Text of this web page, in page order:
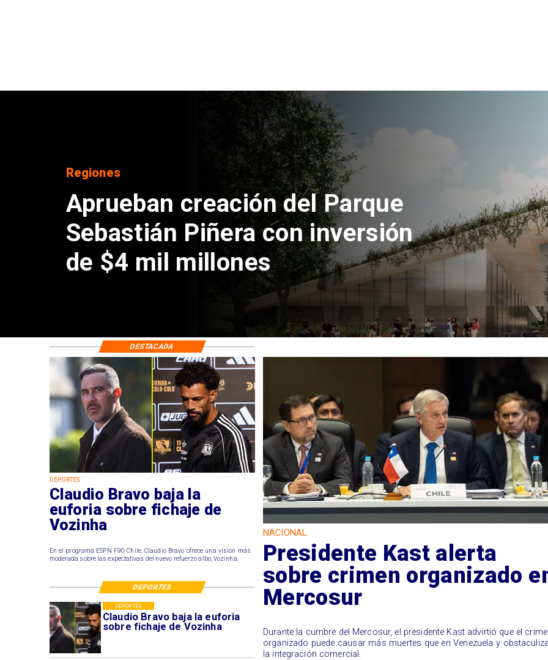
DEPORTES
Claudio Bravo baja la euforia
sobre fichaje de Vozinha
Claudio Bravo baja la euforia
sobre fichaje de Vozinha
DEPORTES
DEPORTES
Claudio Bravo baja la
euforia sobre fichaje de
Vozinha
En el programa ESPN F90 Chile, Claudio Bravo ofrece una visión más
moderada sobre las expectativas del nuevo refuerzo albo, Vozinha.
NACIONAL
Presidente Kast alerta
sobre crimen organizado
Mercosur
Durante la cumbre del Mercosur, el presidente Kast advirtió que el
organizado puede causar más muertes que en Venezuela y
la integración comercial.
DESTACADA
DEPORTES